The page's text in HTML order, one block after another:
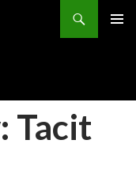
Tacit